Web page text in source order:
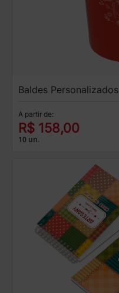
Baldes Personalizados
A partir de:
R$ 158,00
10 un.